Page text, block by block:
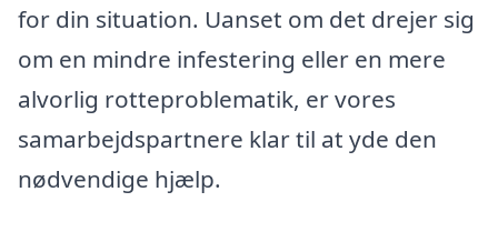
for din situation. Uanset om det drejer sig
om en mindre infestering eller en mere
alvorlig rotteproblematik, er vores
samarbejdspartnere klar til at yde den
nødvendige hjælp.